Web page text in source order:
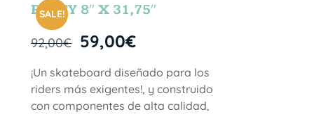
SALE!
PARTY 8″ X 31,75″
92,00€ 59,00€
¡Un skateboard diseñado para los
riders más exigentes!, y construido
con componentes de alta calidad,